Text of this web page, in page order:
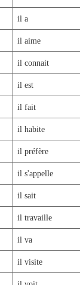
il a
il aime
il connait
il est
il fait
il habite
il préfère
il s'appelle
il sait
il travaille
il va
il visite